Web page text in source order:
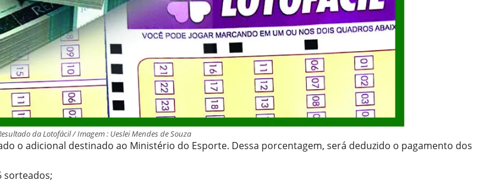
da Lotofácil / Imagem : Ueslei Mendes de Souza
o adicional destinado ao Ministério do Esporte. Dessa porcentagem, será deduzido o pagamento dos
sorteados;